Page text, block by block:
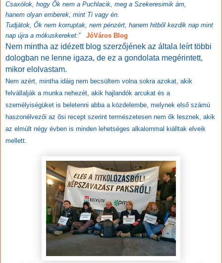
Csaxólok, hogy Ők nem a Puchlacik, meg a Szekeresimik ám,
hanem olyan emberek, mint Ti vagy én.
Tudjátok, Ők nem korruptak, nem pénzért, hanem hitből kezdik nap mint
nap újra a mókuskereket.” JóVáros Blog
Nem mintha az idézett blog szerzőjének az általa leírt többi
dologban ne lenne igaza, de ez a gondolata megérintett,
mikor elolvastam.
Nem azért, mintha idáig nem becsültem volna sokra azokat, akik
felvállalják a munka nehezét, akik hajlandók arcukat és a
személyiségüket is beletenni abba a közdelembe, melynek első számú
haszonélvezői az ősi recept szerint természetesen nem ők lesznek, akik
az elmúlt négy évben is minden lehetséges alkalommal kiálltak elveik
mellett.